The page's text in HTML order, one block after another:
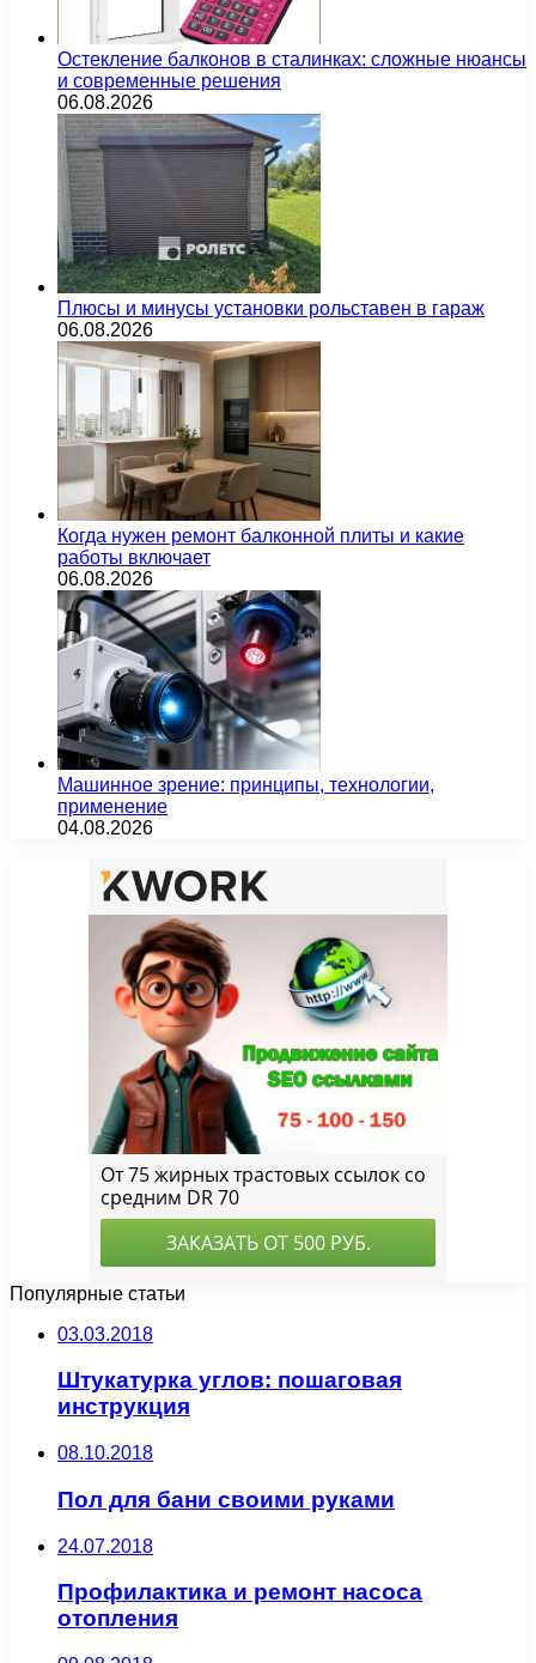
Остекление балконов в сталинках: сложные нюансы
и современные решения
06.08.2026
Плюсы и минусы установки рольставен в гараж
06.08.2026
Когда нужен ремонт балконной плиты и какие
работы включает
06.08.2026
Машинное зрение: принципы, технологии,
применение
04.08.2026
Популярные статьи
03.03.2018
Штукатурка углов: пошаговая
инструкция
08.10.2018
Пол для бани своими руками
24.07.2018
Профилактика и ремонт насоса
отопления